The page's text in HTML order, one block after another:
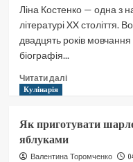
маршрут,
список
новини
Ліна Костенко — одна з
літературі XX століття.
двадцять років
біографія...
Читати даліДокладніше
біографія
поетеси,
яка
Кулінарія
Як приготувати
яблуками
Валентина Торомченко